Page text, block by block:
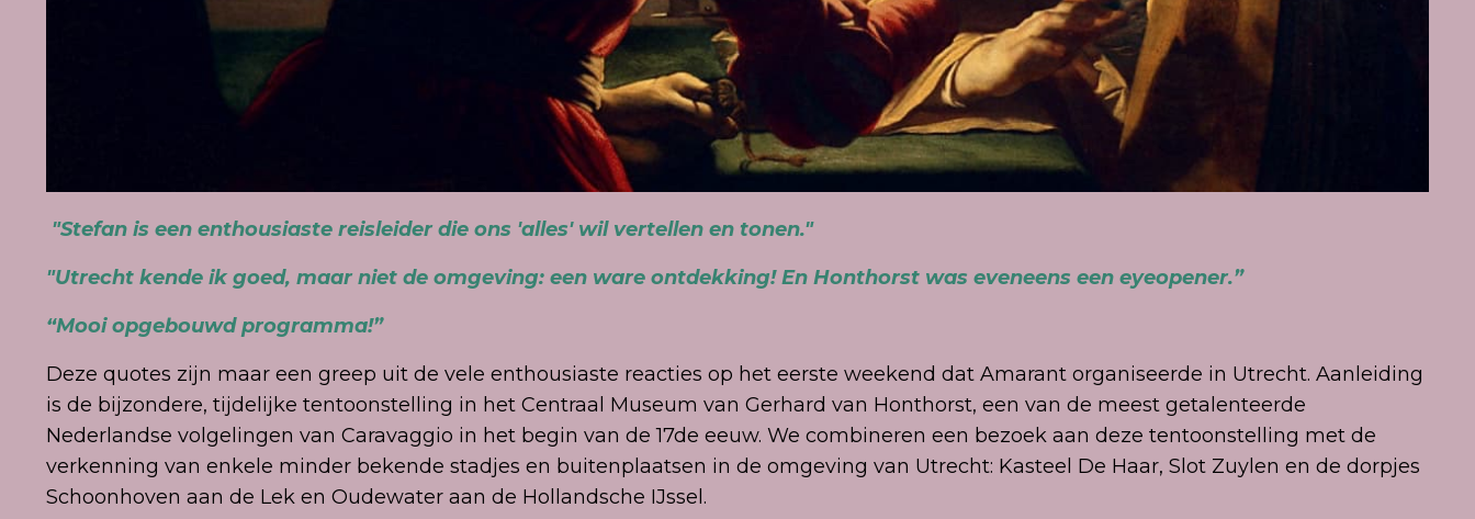
"Stefan is een enthousiaste reisleider die ons 'alles' wil vertellen en tonen."
"Utrecht kende ik goed, maar niet de omgeving: een ware ontdekking! En Honthorst was eveneens een eyeopener.”
“Mooi opgebouwd programma!”
Deze quotes zijn maar een greep uit de vele enthousiaste reacties op het eerste weekend dat Amarant organiseerde in Utrecht. Aanleiding
is de bijzondere, tijdelijke tentoonstelling in het Centraal Museum van Gerhard van Honthorst, een van de meest getalenteerde
Nederlandse volgelingen van Caravaggio in het begin van de 17de eeuw. We combineren een bezoek aan deze tentoonstelling met de
verkenning van enkele minder bekende stadjes en buitenplaatsen in de omgeving van Utrecht: Kasteel De Haar, Slot Zuylen en de dorpjes
Schoonhoven aan de Lek en Oudewater aan de Hollandsche IJssel.